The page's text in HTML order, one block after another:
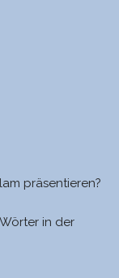
präsentieren?
in der